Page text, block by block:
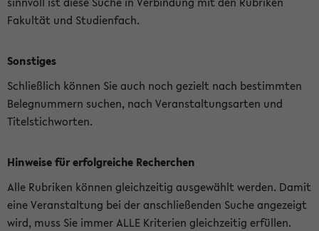
Fakultät und Studienfach.
Sonstiges
Schließlich können Sie auch noch gezielt nach bestimmten
Belegnummern suchen, nach Veranstaltungsarten und
Titelstichworten.
Hinweise für erfolgreiche Recherchen
Alle Rubriken können gleichzeitig ausgewählt werden. Damit
eine Veranstaltung bei der anschließenden Suche angezeigt
wird, muss Sie immer ALLE Kriterien gleichzeitig erfüllen.